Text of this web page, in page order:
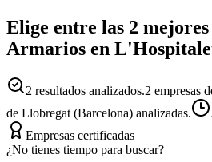
Elige entre las 2 mejores
Armarios en
2 resultados analizados.2 empresas
de Llobregat (Barcelona) analizadas.
Empresas certificadas
¿No tienes tiempo para buscar?